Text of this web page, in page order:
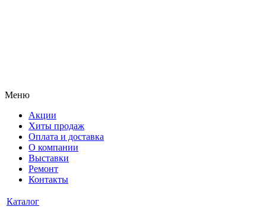
Меню
Акции
Хиты продаж
Оплата и доставка
О компании
Выставки
Ремонт
Контакты
Каталог